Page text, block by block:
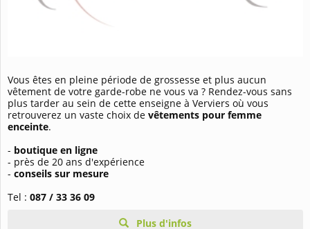
Vous êtes en pleine période de grossesse et plus aucun
vêtement de votre garde-robe ne vous va ? Rendez-vous sans
plus tarder au sein de cette enseigne à Verviers où vous
retrouverez un vaste choix de vêtements pour femme
enceinte.
- boutique en ligne
- près de 20 ans d'expérience
- conseils sur mesure
Tel : 087 / 33 36 09
Plus d'infos